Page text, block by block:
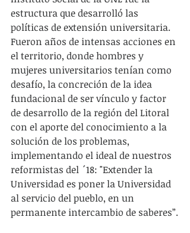
estructura que desarrolló las
políticas de extensión universitaria.
Fueron años de intensas acciones en
el territorio, donde hombres y
mujeres universitarios tenían como
desafío, la concreción de la idea
fundacional de ser vínculo y factor
de desarrollo de la región del Litoral
con el aporte del conocimiento a la
solución de los problemas,
implementando el ideal de nuestros
reformistas del ´18: "Extender la
Universidad es poner la Universidad
al servicio del pueblo, en un
permanente intercambio de saberes”.